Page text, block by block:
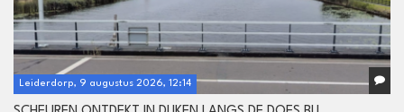
Leiderdorp, 9 augustus 2026, 12:14